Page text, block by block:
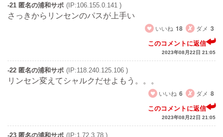
-21 匿名の浦和サポ (IP:106.155.0.141 )
さっきからリンセンのパスが上手い
いいね 18 ダメ 3
このコメントに返信
2023年08月22日 21:05
-22 匿名の浦和サポ (IP:118.240.125.106 )
リンセン変えてシャルクだせよもう。。。
いいね 6 ダメ 8
このコメントに返信
2023年08月22日 21:05
-23 匿名の浦和サポ (IP:1.72.3.78 )